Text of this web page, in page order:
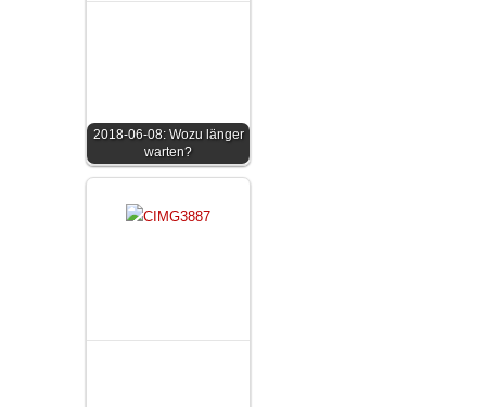
2018-06-08: Wozu länger
warten?